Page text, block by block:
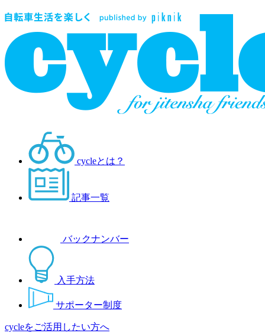
cycleとは？
記事一覧
バックナンバー
入手方法
サポーター制度
cycleをご活用したい方へ